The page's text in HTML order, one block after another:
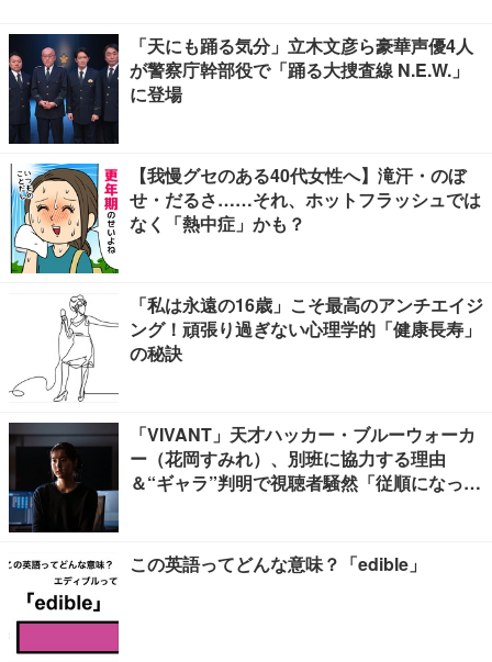
「天にも踊る気分」立木文彦ら豪華声優4人
が警察庁幹部役で「踊る大捜査線 N.E.W.」
に登場
【我慢グセのある40代女性へ】滝汗・のぼ
せ・だるさ……それ、ホットフラッシュでは
なく「熱中症」かも？
「私は永遠の16歳」こそ最高のアンチエイジ
ング！頑張り過ぎない心理学的「健康長寿」
の秘訣
「VIVANT」天才ハッカー・ブルーウォーカ
ー（花岡すみれ）、別班に協力する理由
＆“ギャラ”判明で視聴者騒然「従順になった
この英語ってどんな意味？「edible」